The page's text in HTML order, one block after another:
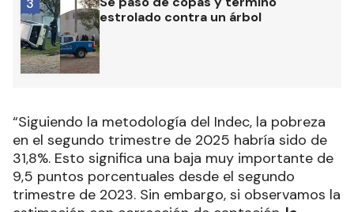
estrolado contra un árbol
3
“Siguiendo la metodología del Indec, la pobreza
en el segundo trimestre de 2025 habría sido de
31,8%. Esto significa una baja muy importante de
9,5 puntos porcentuales desde el segundo
trimestre de 2023. Sin embargo, si observamos la